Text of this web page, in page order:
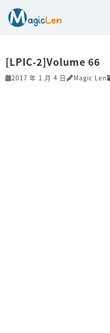
[LPIC-2]Volume 66
2017 年 1 月 4 日 Magic Len